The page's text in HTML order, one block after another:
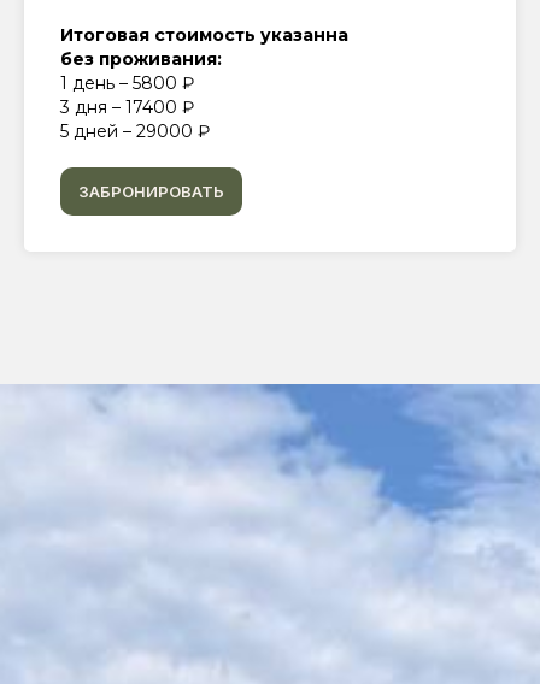
Итоговая стоимость указанна
без проживания:
1 день – 5800 ₽
3 дня – 17400 ₽
5 дней – 29000 ₽
ЗАБРОНИРОВАТЬ